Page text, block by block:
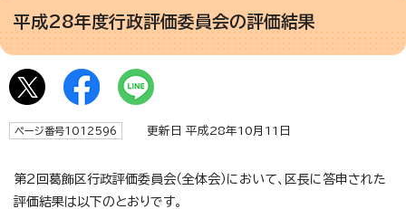
平成28年度行政評価委員会の評価結果
ページ番号1012596 更新日 平成28年10月11日
第2回葛飾区行政評価委員会（全体会）において、区長に答申された
評価結果は以下のとおりです。